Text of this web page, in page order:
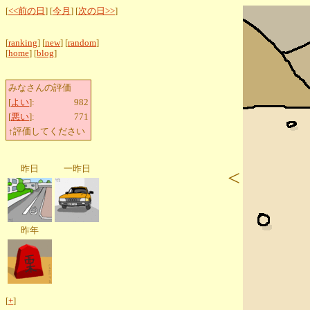
[<<前の日 ] [今月 ] [次の日>>]
[ranking] [new] [random]
[home] [blog]
みなさんの評価
[よい]:
982
[悪い]:
771
↑評価してください
昨日 一昨日
昨年
[+]
<